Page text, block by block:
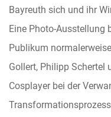
Bayreuth sich und ihr
Eine Photo-Ausstellung
Publikum
Gollert, Philipp Schertel
Cosplayer bei der